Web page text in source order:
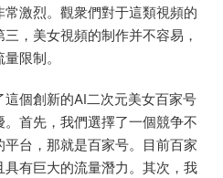
激烈。觀衆們對于這類視頻的
，美女視頻的制作并不容易，
限制。
個創新的AI二次元美女百家号
首先，我們選擇了一個競争不
台，那就是百家号。目前百家
有巨大的流量潛力。其次，我